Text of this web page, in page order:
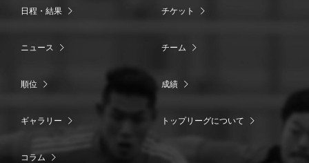
日程・結果 チケット
ニュース チーム
順位 成績
ギャラリー トップリーグについて
コラム